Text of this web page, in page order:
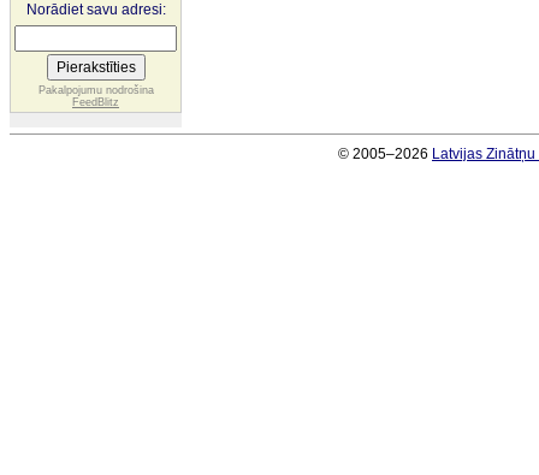
Norādiet savu adresi:
Pakalpojumu nodrošina
FeedBlitz
© 2005–2026 Latvijas